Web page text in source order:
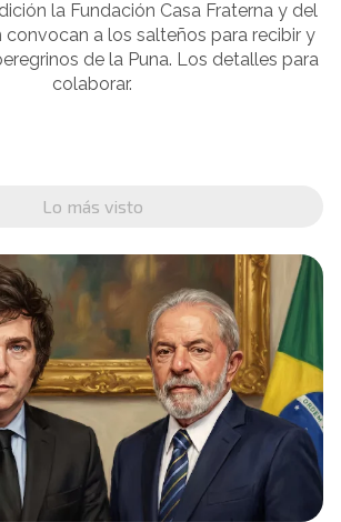
la Fundación Casa Fraterna y del
convocan a los salteños para recibir y
de la Puna. Los detalles para
colaborar.
Lo más visto